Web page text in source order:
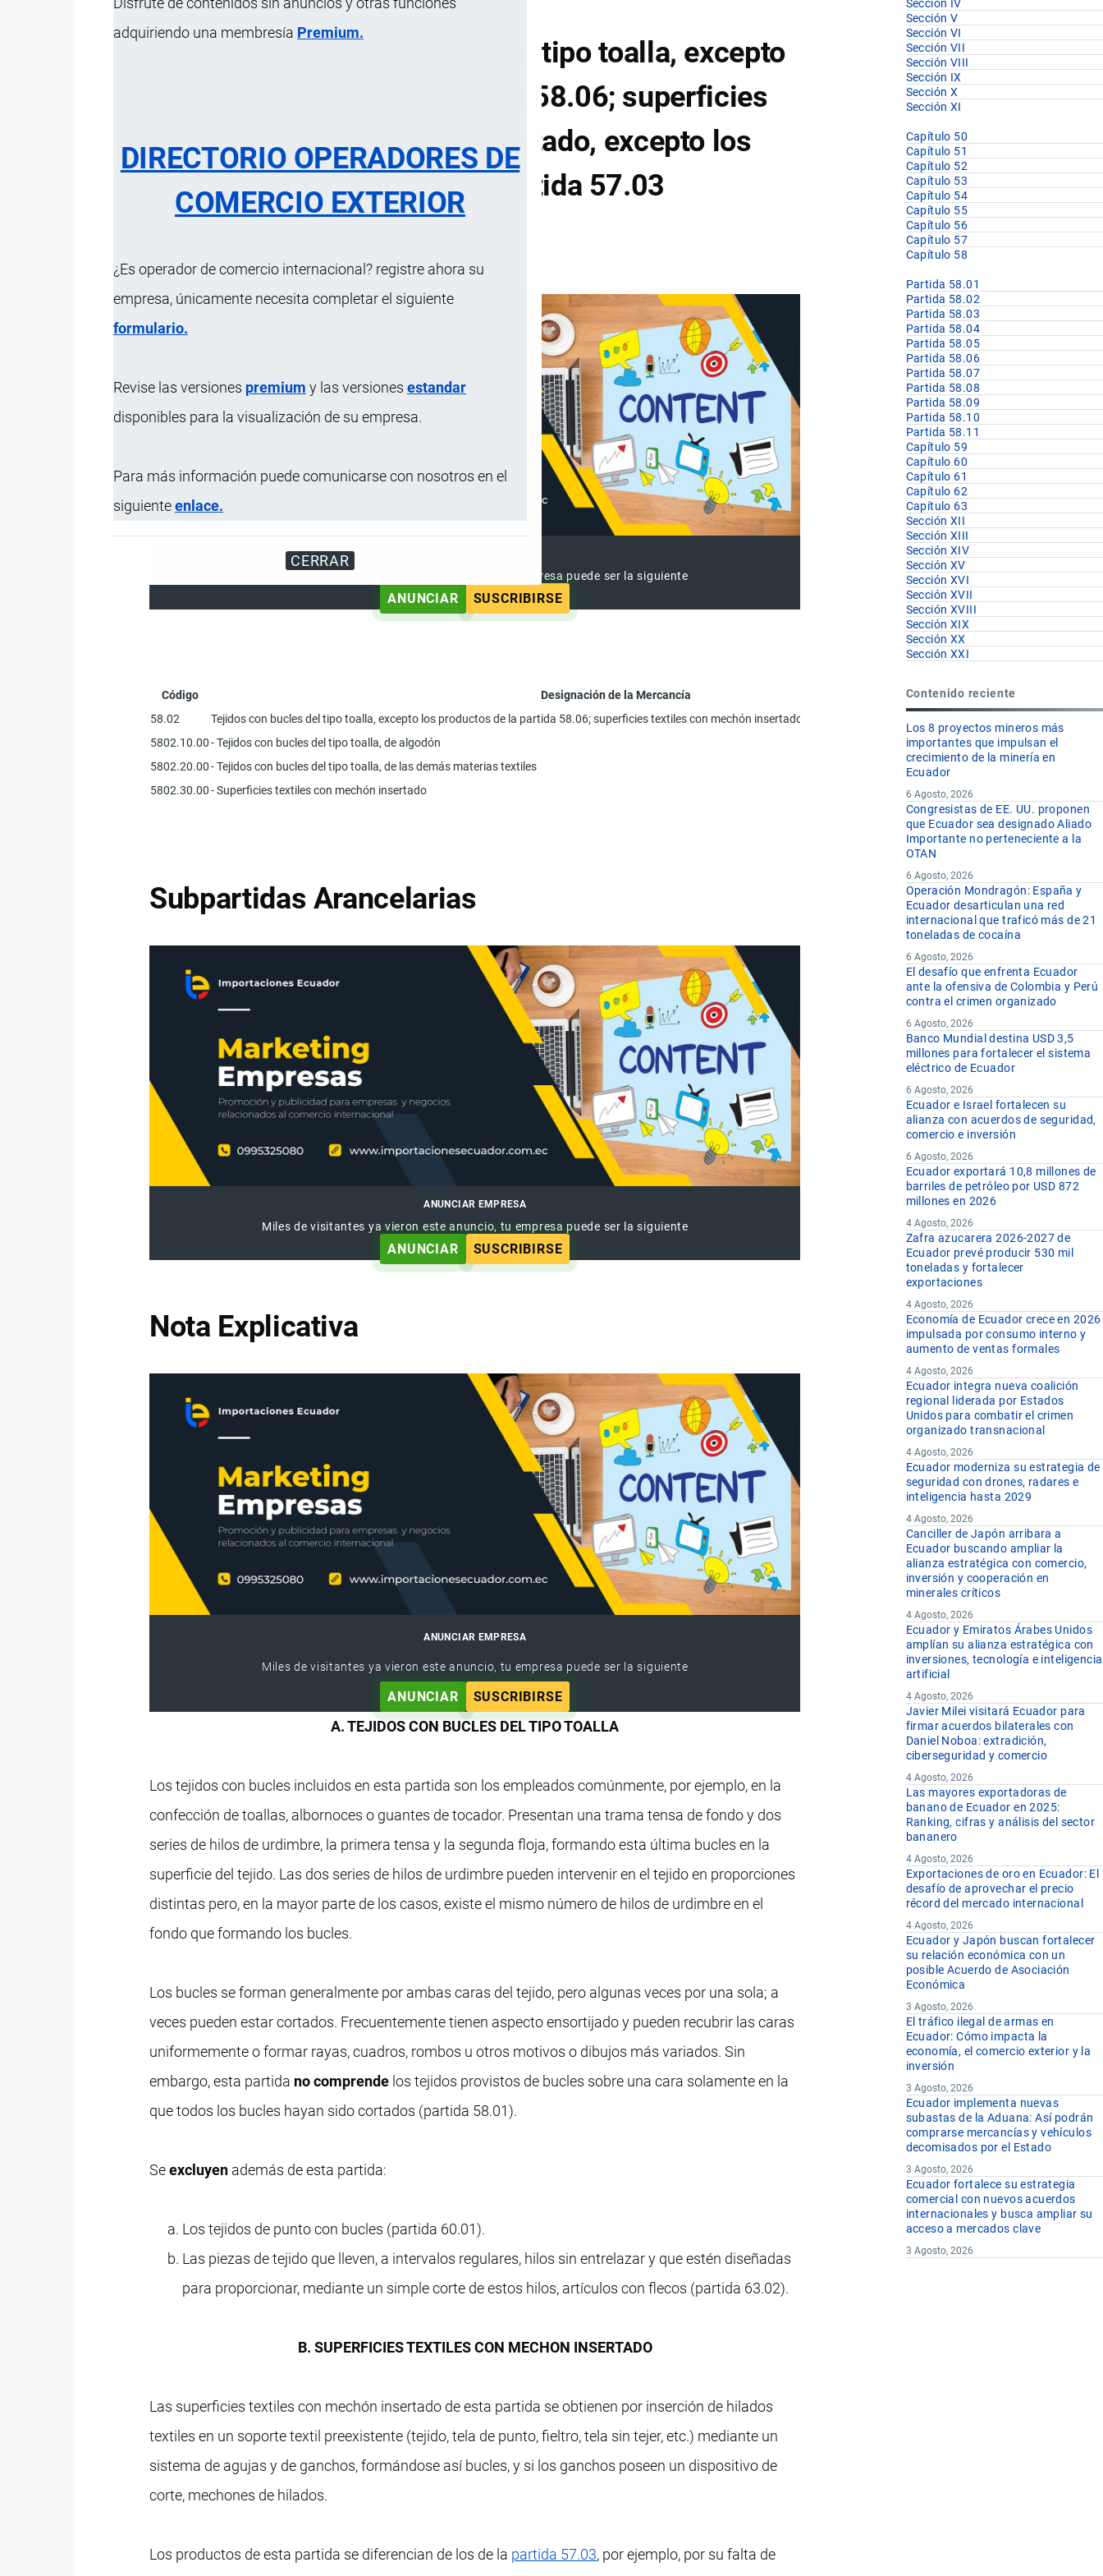
adquiriendo una membresía Premium.
DIRECTORIO OPERADORES DE
COMERCIO EXTERIOR
¿Es operador de comercio internacional? registre ahora su
empresa, únicamente necesita completar el siguiente
formulario.
Revise las versiones premium y las versiones estandar
disponibles para la visualización de su empresa.
Para más información puede comunicarse con nosotros en el
siguienteenlace.
CERRAR
58.02 Tejidos con bucles del tipo toalla, excepto
los productos de la partida 58.06; superficies
textiles con mechón insertado, excepto los
productos de la partida 57.03
Miles de visitantes ya vieron este anuncio, tu empresa puede ser la siguiente
ANUNCIAR SUSCRIBIRSE
Código Designación de la Mercancía
58.02
Tejidos con bucles del tipo toalla, excepto los productos de la partida 58.06; superficies textiles con mechón insertado, excepto los productos de la partida 57.03.
5802.10.00- Tejidos con bucles del tipo toalla, de algodón
m2
5802.20.00- Tejidos con bucles del tipo toalla, de las demás materias textiles
5802.30.00- Superficies textiles con mechón insertado
Subpartidas Arancelarias
ANUNCIAR EMPRESA
Miles de visitantes ya vieron este anuncio, tu empresa puede ser la siguiente
ANUNCIAR SUSCRIBIRSE
Nota Explicativa
ANUNCIAR EMPRESA
Miles de visitantes ya vieron este anuncio, tu empresa puede ser la siguiente
ANUNCIAR SUSCRIBIRSE
A. TEJIDOS CON BUCLES DEL TIPO TOALLA
Los tejidos con bucles incluidos en esta partida son los empleados comúnmente, por ejemplo, en la
confección de toallas, albornoces o guantes de tocador. Presentan una trama tensa de fondo y dos
series de hilos de urdimbre, la primera tensa y la segunda floja, formando esta última bucles en la
superficie del tejido. Las dos series de hilos de urdimbre pueden intervenir en el tejido en proporciones
distintas pero, en la mayor parte de los casos, existe el mismo número de hilos de urdimbre en el
fondo que formando los bucles.
Los bucles se forman generalmente por ambas caras del tejido, pero algunas veces por una sola; a
veces pueden estar cortados. Frecuentemente tienen aspecto ensortijado y pueden recubrir las caras
uniformemente o formar rayas, cuadros, rombos u otros motivos o dibujos más variados. Sin
embargo, esta partida no comprende los tejidos provistos de bucles sobre una cara solamente en la
que todos los bucles hayan sido cortados (partida 58.01).
Seexcluyen además de esta partida:
Los tejidos de punto con bucles (partida 60.01).
Las piezas de tejido que lleven, a intervalos regulares, hilos sin entrelazar y que estén diseñadas
para proporcionar, mediante un simple corte de estos hilos, artículos con flecos (partida 63.02).
B. SUPERFICIES TEXTILES CON MECHON INSERTADO
Las superficies textiles con mechón insertado de esta partida se obtienen por inserción de hilados
textiles en un soporte textil preexistente (tejido, tela de punto, fieltro, tela sin tejer, etc.) mediante un
sistema de agujas y de ganchos, formándose así bucles, y si los ganchos poseen un dispositivo de
corte, mechones de hilados.
Los productos de esta partida se diferencian de los de la partida 57.03, por ejemplo, por su falta de
Sección IV
Sección V
Sección VI
Sección VII
Sección VIII
Sección IX
Sección X
Sección XI
Capítulo 50
Capítulo 51
Capítulo 52
Capítulo 53
Capítulo 54
Capítulo 55
Capítulo 56
Capítulo 57
Capítulo 58
Partida 58.01
Partida 58.02
Partida 58.03
Partida 58.04
Partida 58.05
Partida 58.06
Partida 58.07
Partida 58.08
Partida 58.09
Partida 58.10
Partida 58.11
Capítulo 59
Capítulo 60
Capítulo 61
Capítulo 62
Capítulo 63
Sección XII
Sección XIII
Sección XIV
Sección XV
Sección XVI
Sección XVII
Sección XVIII
Sección XIX
Sección XX
Sección XXI
Contenido reciente
Los 8 proyectos mineros más
importantes que impulsan el
crecimiento de la minería en
Ecuador
6 Agosto, 2026
Congresistas de EE. UU. proponen
que Ecuador sea designado Aliado
Importante no perteneciente a la
OTAN
6 Agosto, 2026
Operación Mondragón: España y
Ecuador desarticulan una red
internacional que traficó más de 21
toneladas de cocaína
6 Agosto, 2026
El desafío que enfrenta Ecuador
ante la ofensiva de Colombia y Perú
contra el crimen organizado
6 Agosto, 2026
Banco Mundial destina USD 3,5
millones para fortalecer el sistema
eléctrico de Ecuador
6 Agosto, 2026
Ecuador e Israel fortalecen su
alianza con acuerdos de seguridad,
comercio e inversión
6 Agosto, 2026
Ecuador exportará 10,8 millones de
barriles de petróleo por USD 872
millones en 2026
4 Agosto, 2026
Zafra azucarera 2026-2027 de
Ecuador prevé producir 530 mil
toneladas y fortalecer
exportaciones
4 Agosto, 2026
Economía de Ecuador crece en 2026
impulsada por consumo interno y
aumento de ventas formales
4 Agosto, 2026
Ecuador integra nueva coalición
regional liderada por Estados
Unidos para combatir el crimen
organizado transnacional
4 Agosto, 2026
Ecuador moderniza su estrategia de
seguridad con drones, radares e
inteligencia hasta 2029
4 Agosto, 2026
Canciller de Japón arribara a
Ecuador buscando ampliar la
alianza estratégica con comercio,
inversión y cooperación en
minerales críticos
4 Agosto, 2026
Ecuador y Emiratos Árabes Unidos
amplían su alianza estratégica con
inversiones, tecnología e inteligencia
artificial
4 Agosto, 2026
Javier Milei visitará Ecuador para
firmar acuerdos bilaterales con
Daniel Noboa: extradición,
ciberseguridad y comercio
4 Agosto, 2026
Las mayores exportadoras de
banano de Ecuador en 2025:
Ranking, cifras y análisis del sector
bananero
4 Agosto, 2026
Exportaciones de oro en Ecuador: El
desafío de aprovechar el precio
récord del mercado internacional
4 Agosto, 2026
Ecuador y Japón buscan fortalecer
su relación económica con un
posible Acuerdo de Asociación
Económica
3 Agosto, 2026
El tráfico ilegal de armas en
Ecuador: Cómo impacta la
economía, el comercio exterior y la
inversión
3 Agosto, 2026
Ecuador implementa nuevas
subastas de la Aduana: Así podrán
comprarse mercancías y vehículos
decomisados por el Estado
3 Agosto, 2026
Ecuador fortalece su estrategia
comercial con nuevos acuerdos
internacionales y busca ampliar su
acceso a mercados clave
3 Agosto, 2026